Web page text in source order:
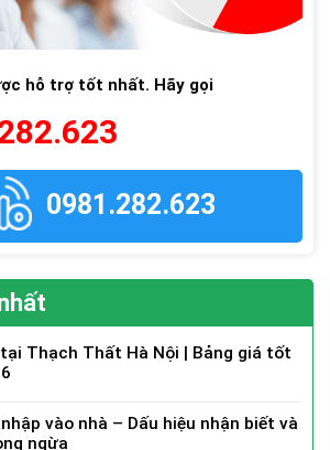
hỗ trợ tốt nhất. Hãy gọi
0981.282.623
Thạch Thất Hà Nội | Bảng giá tốt
vào nhà – Dấu hiệu nhận biết và
ngừa